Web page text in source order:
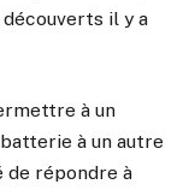
il y a
à un
à un autre
de répondre à